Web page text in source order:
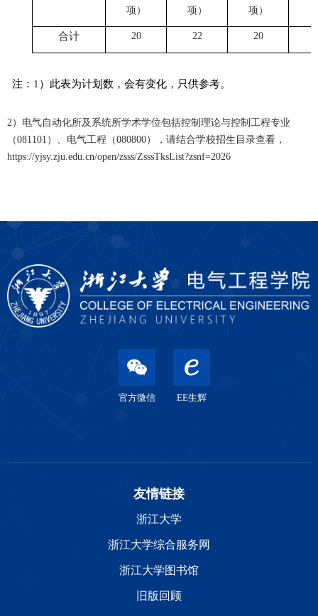
项）
项）
项）
合计 20 22 20
注： 1）此表为计划数，会有变化，只供参考。
2）电气自动化所及系统所学术学位包括控制理论与控制工程专业
（081101 ）、电气工程（080800），请结合学校招生目录查看，
https://yjsy.zju.edu.cn/open/zsss/ZsssTksList?zsnf=2026
官方微信 EE生辉
友情链接
浙江大学
浙江大学综合服务网
浙江大学图书馆
旧版回顾